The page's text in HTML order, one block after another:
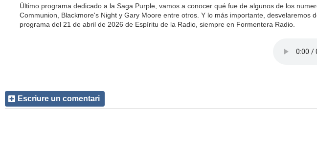
Último programa dedicado a la Saga Purple, vamos a conocer qué fue de algunos de los
Communion, Blackmore's Night y Gary Moore entre otros. Y lo más importante,
programa del 21 de abril de 2026 de Espíritu de la Radio, siempre en Formentera Radio.
Escriure un comentari